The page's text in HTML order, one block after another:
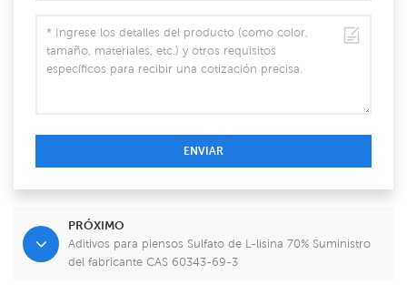
ENVIAR
PRÓXIMO
Aditivos para piensos Sulfato de L-lisina 70% Suministro
del fabricante CAS 60343-69-3